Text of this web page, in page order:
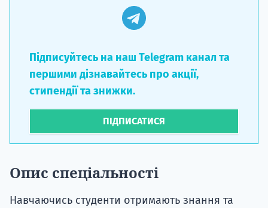
Підписуйтесь на наш Telegram канал та
першими дізнавайтесь про акції,
стипендії та знижки.
ПІДПИСАТИСЯ
Опис спеціальності
Навчаючись студенти отримають знання та